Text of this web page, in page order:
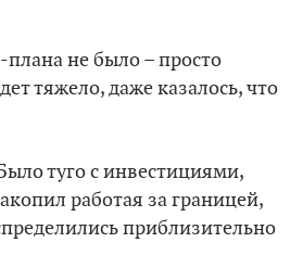
не было – просто
тяжело, даже казалось, что
туго с инвестициями,
работая за границей,
приблизительно